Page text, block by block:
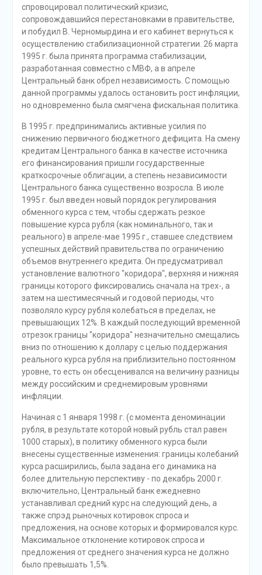
спровоцировал политический кризис,
сопровождавшийся перестановками в правительстве,
и побудил В. Черномырдина и его кабинет вернуться к
осуществлению стабилизационной стратегии. 26 марта
1995 г. была принята программа стабилизации,
разработанная совместно с МВФ, а в апреле
Центральный банк обрел независимость. С помощью
данной программы удалось остановить рост инфляции,
но одновременно была смягчена фискальная политика.
В 1995 г. предпринимались активные усилия по
снижению первичного бюджетного дефицита. На смену
кредитам Центрального банка в качестве источника
его финансирования пришли государственные
краткосрочные облигации, а степень независимости
Центрального банка существенно возросла. В июле
1995 г. был введен новый порядок регулирования
обменного курса с тем, чтобы сдержать резкое
повышение курса рубля (как номинального, так и
реального) в апреле-мае 1995 г., ставшее следствием
успешных действий правительства по ограничению
объемов внутреннего кредита. Он предусматривал
установление валютного "коридора", верхняя и нижняя
границы которого фиксировались сначала на трех-, а
затем на шестимесячный и годовой периоды, что
позволяло курсу рубля колебаться в пределах, не
превышающих 12%. В каждый последующий временной
отрезок границы "коридора" незначительно смещались
вниз по отношению к доллару с целью поддержания
реального курса рубля на приблизительно постоянном
уровне, то есть он обесценивался на величину разницы
между российским и среднемировым уровнями
инфляции.
Начиная с 1 января 1998 г. (с момента деноминации
рубля, в результате которой новый рубль стал равен
1000 старых), в политику обменного курса были
внесены существенные изменения: границы колебаний
курса расширились, была задана его динамика на
более длительную перспективу - по декабрь 2000 г.
включительно, Центральный банк ежедневно
устанавливал средний курс на следующий день, а
также спрэд рыночных котировок спроса и
предложения, на основе которых и формировался курс.
Максимальное отклонение котировок спроса и
предложения от среднего значения курса не должно
было превышать 1,5%.